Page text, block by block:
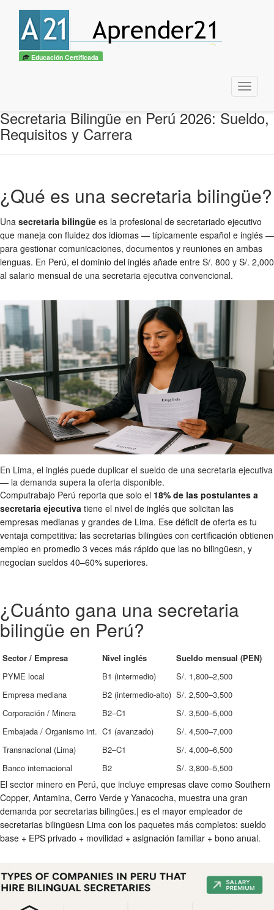
Educación Certificada
Menu
Secretaria Bilingüe en Perú 2026: Sueldo,
Requisitos y Carrera
¿Qué es una secretaria bilingüe?
Una secretaria bilingüe es la profesional de secretariado ejecutivo
que maneja con fluidez dos idiomas — típicamente español e inglés —
para gestionar comunicaciones, documentos y reuniones en ambas
lenguas. En Perú, el dominio del inglés añade entre S/. 800 y S/. 2,000
al salario mensual de una secretaria ejecutiva convencional.
En Lima, el inglés puede duplicar el sueldo de una secretaria ejecutiva
— la demanda supera la oferta disponible.
Computrabajo Perú reporta que solo el 18% de las postulantes a
secretaria ejecutiva tiene el nivel de inglés que solicitan las
empresas medianas y grandes de Lima. Ese déficit de oferta es tu
ventaja competitiva: las secretarias bilingües con certificación obtienen
empleo en promedio 3 veces más rápido que las no bilingüesn, y
negocian sueldos 40–60% superiores.
¿Cuánto gana una secretaria
bilingüe en Perú?
Sector / Empresa Nivel inglés
Sueldo mensual (PEN)
PYME local
B1 (intermedio)
S/. 1,800–2,500
Empresa mediana
B2 (intermedio-alto) S/. 2,500–3,500
Corporación / Minera
B2–C1
S/. 3,500–5,000
Embajada / Organismo int. C1 (avanzado)
S/. 4,500–7,000
Transnacional (Lima)
B2–C1
S/. 4,000–6,500
Banco internacional
B2 S/. 3,800–5,500
El sector minero en Perú, que incluye empresas clave como Southern
Copper, Antamina, Cerro Verde y Yanacocha, muestra una gran
demanda por secretarias bilingües.| es el mayor empleador de
secretarias bilingüesn Lima con los paquetes más completos: sueldo
base + EPS privado + movilidad + asignación familiar + bono anual.